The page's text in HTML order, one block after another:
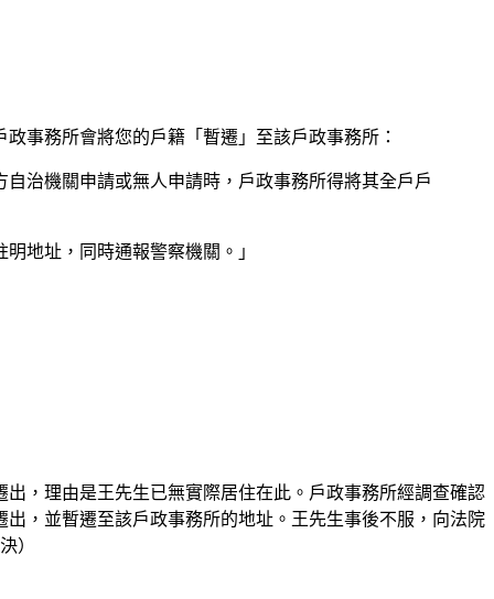
事務所會將您的戶籍「暫遷」至該戶政事務所：
治機關申請或無人申請時，戶政事務所得將其全戶戶
地址，同時通報警察機關。」
，理由是王先生已無實際居住在此。戶政事務所經調查確認
，並暫遷至該戶政事務所的地址。王先生事後不服，向法院
）